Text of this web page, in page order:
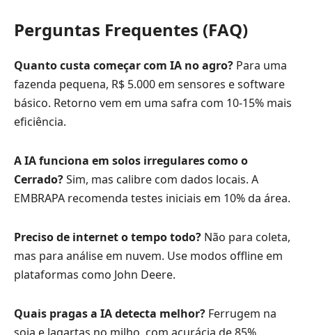
Perguntas Frequentes (FAQ)
Quanto custa começar com IA no agro? Para uma
fazenda pequena, R$ 5.000 em sensores e software
básico. Retorno vem em uma safra com 10-15% mais
eficiência.
A IA funciona em solos irregulares como o
Cerrado?Sim, mas calibre com dados locais. A
EMBRAPA recomenda testes iniciais em 10% da área.
Preciso de internet o tempo todo? Não para coleta,
mas para análise em nuvem. Use modos offline em
plataformas como John Deere.
Quais pragas a IA detecta melhor? Ferrugem na